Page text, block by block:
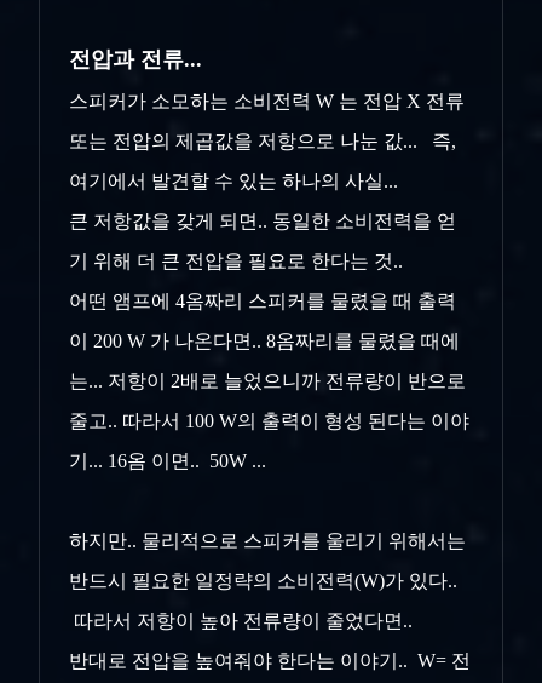
전압과 전류...
스피커가 소모하는 소비전력 W 는 전압 X 전류
또는 전압의 제곱값을 저항으로 나눈 값... 즉,
여기에서 발견할 수 있는 하나의 사실...
큰 저항값을 갖게 되면.. 동일한 소비전력을 얻
기 위해 더 큰 전압을 필요로 한다는 것..
어떤 앰프에 4옴짜리 스피커를 물렸을 때 출력
이 200 W 가 나온다면.. 8옴짜리를 물렸을 때에
는... 저항이 2배로 늘었으니까 전류량이 반으로
줄고.. 따라서 100 W의 출력이 형성 된다는 이야
기... 16옴 이면.. 50W ...
하지만.. 물리적으로 스피커를 울리기 위해서는
반드시 필요한 일정략의 소비전력(W)가 있다..
따라서 저항이 높아 전류량이 줄었다면..
반대로 전압을 높여줘야 한다는 이야기.. W= 전